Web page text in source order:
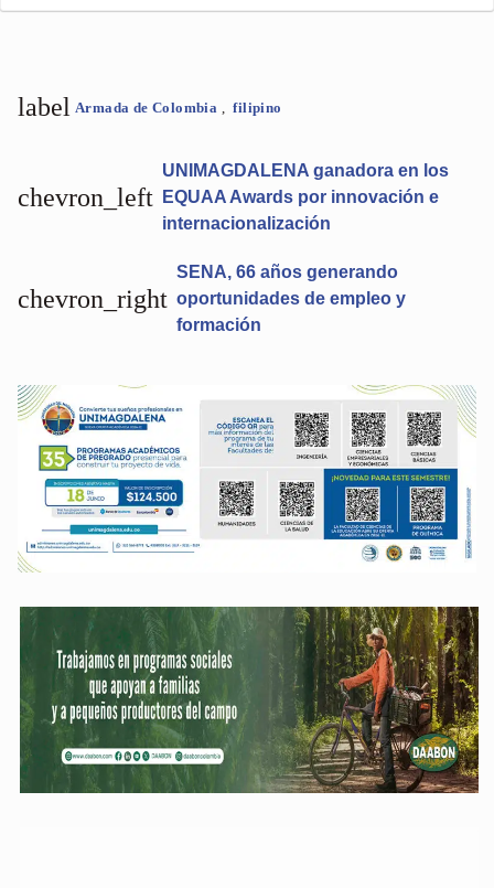
label Armada de Colombia filipino
chevron_left
UNIMAGDALENA ganadora en los
EQUAA Awards por innovación e
internacionalización
SENA, 66 años generando
oportunidades de empleo y
formación
chevron_right